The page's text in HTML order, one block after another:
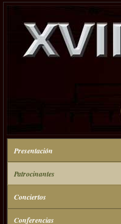
Presentación
Patrocinantes
Conciertos
Conferencias